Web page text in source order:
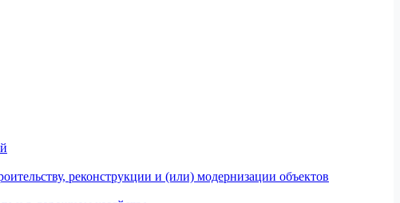
реконструкции и (или) модернизации объектов